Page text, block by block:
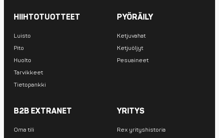
HIIHTOTUOTTEET
Luisto
Pito
Huolto
Tarvikkeet
Tietopankki
PYÖRÄILY
Ketjuvahat
Ketjuöljyt
Pesuaineet
B2B EXTRANET
Oma tili
YRITYS
Rex yrityshistoria